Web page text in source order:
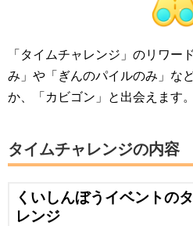
「タイムチャレンジ」のリワー
み」や「ぎんのパイルのみ」な
か、「カビゴン」と出会えます。
タイムチャレンジの内容
くいしんぼうイベントの
レンジ